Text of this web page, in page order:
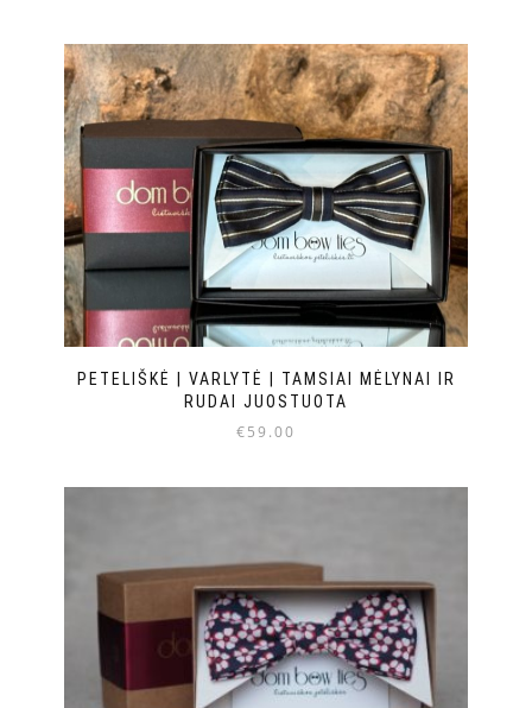
PETELIŠKĖ | VARLYTĖ | TAMSIAI MĖLYNAI IR
RUDAI JUOSTUOTA
€59.00